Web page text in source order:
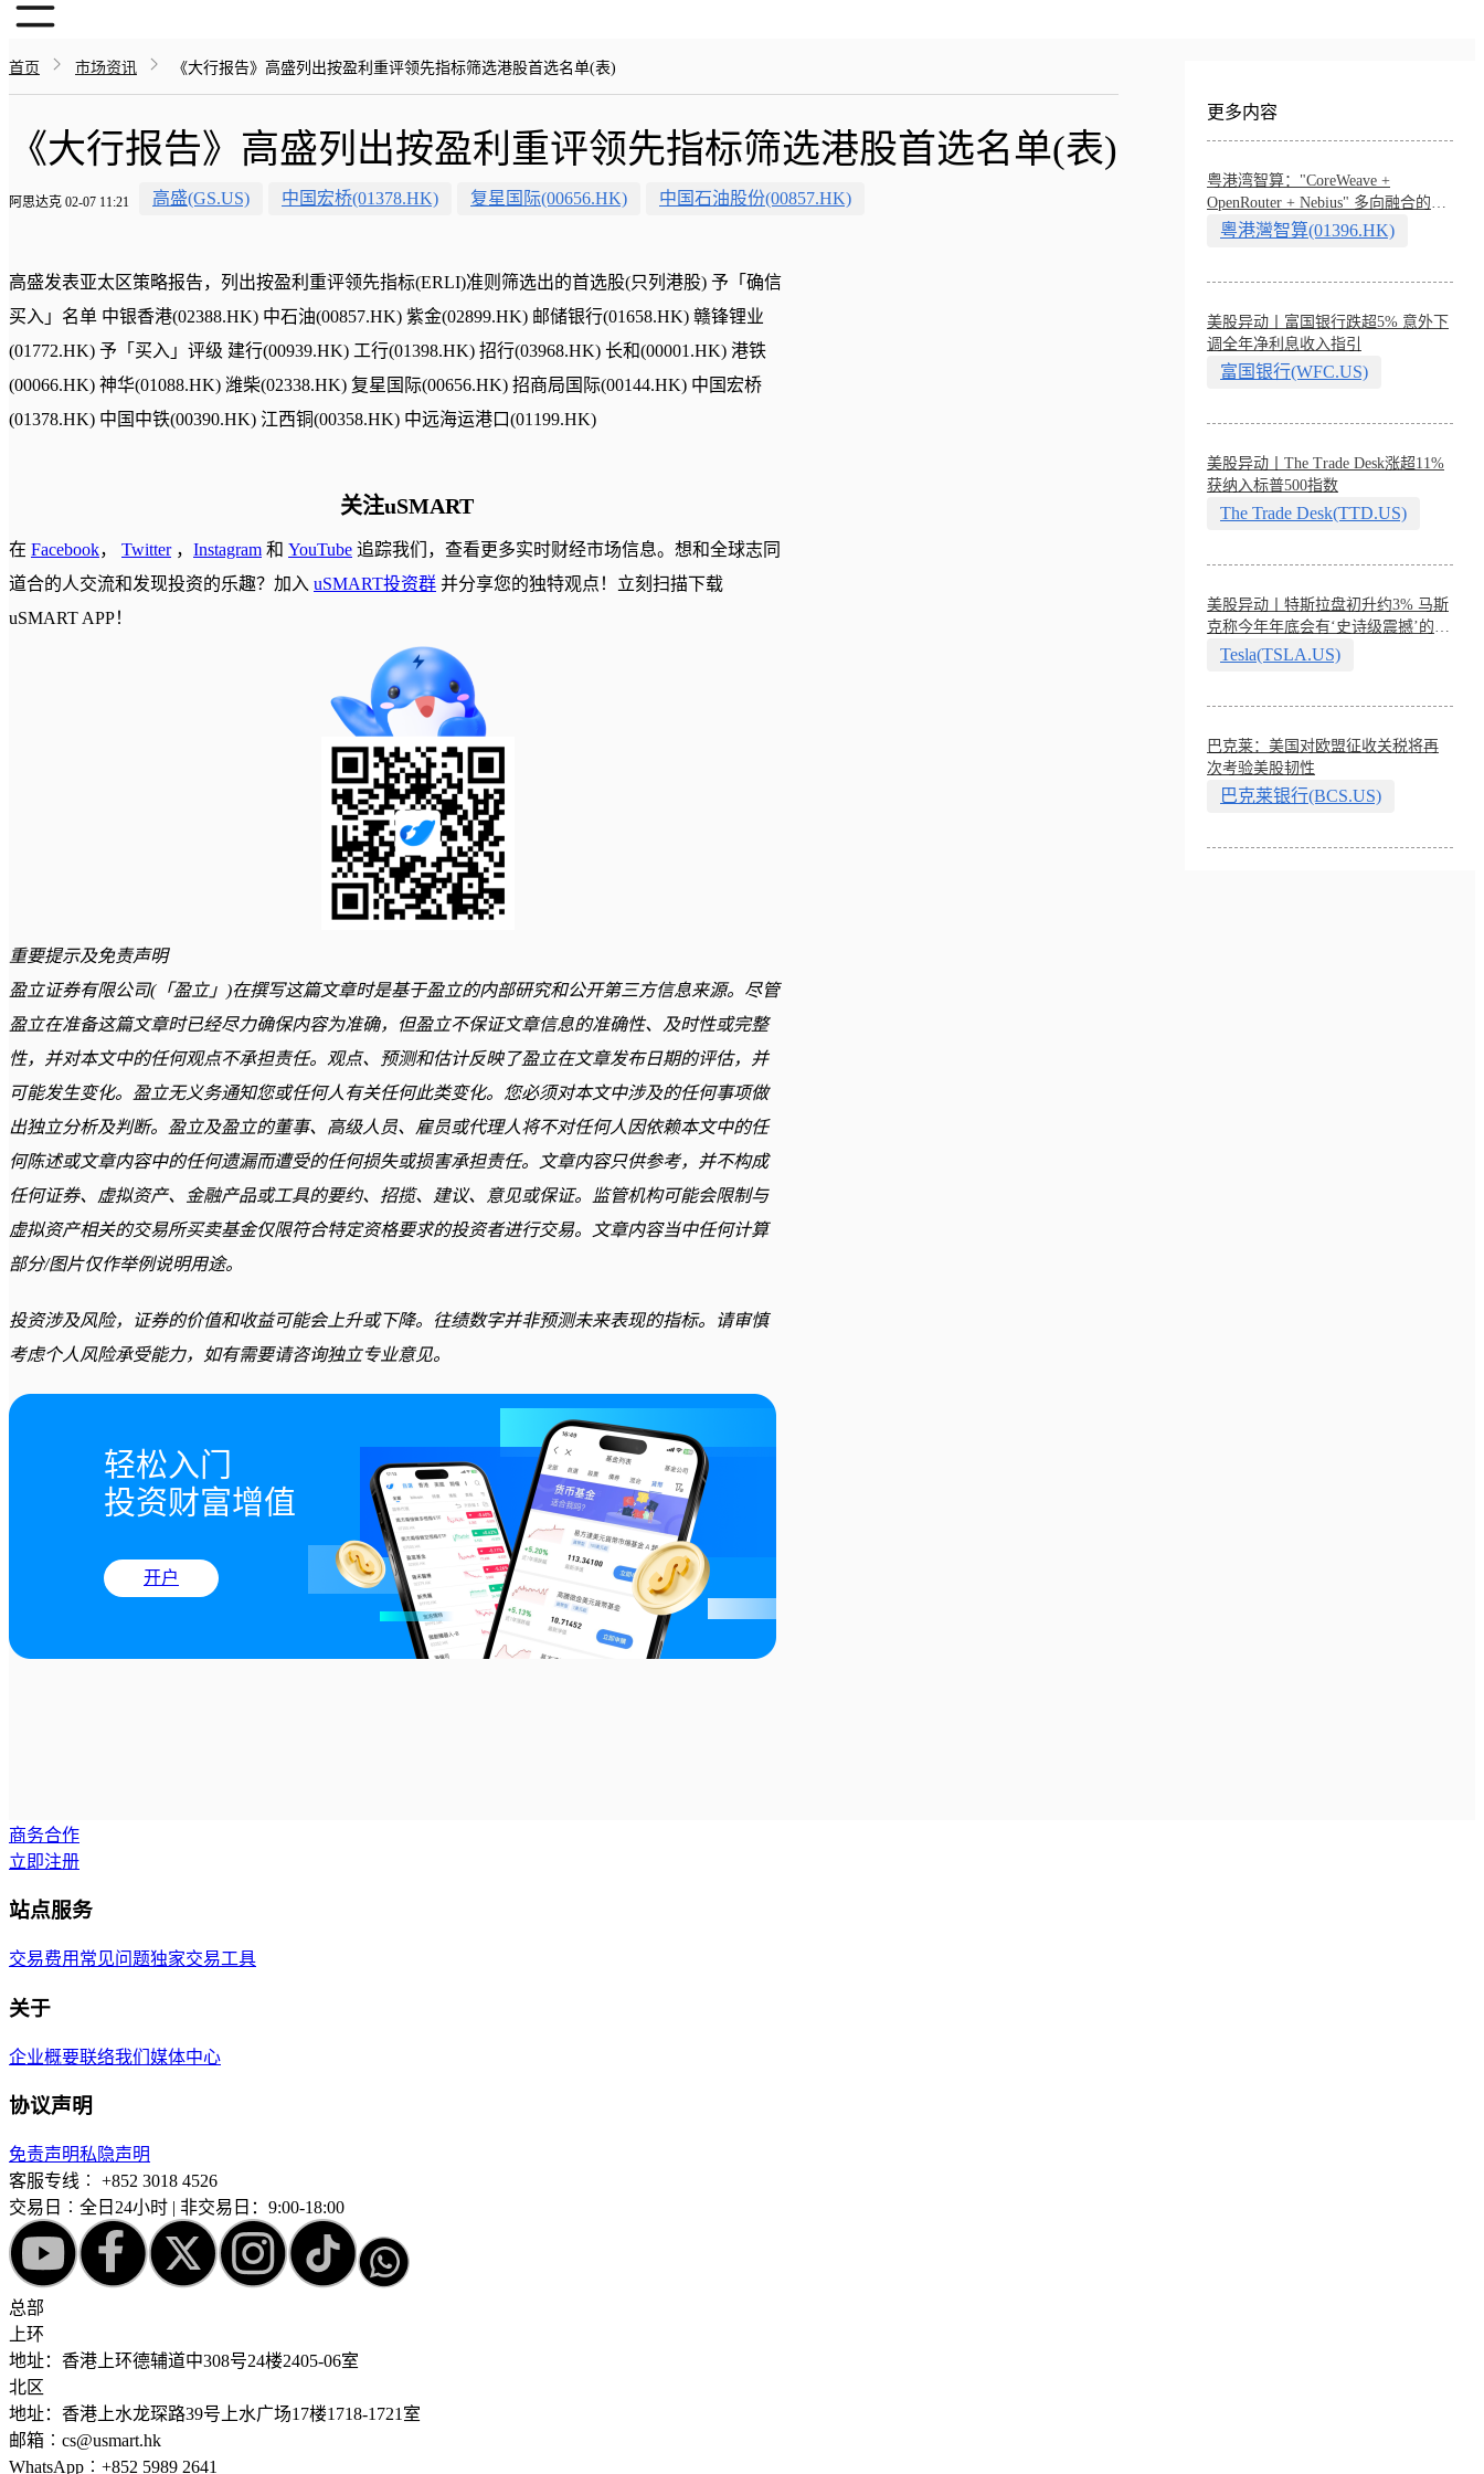
首页 市场资讯 《大行报告》高盛列出按盈利重评领先指标筛选港股首选名单(表)
《大行报告》高盛列出按盈利重评领先指标筛选港股首选名单(表)
阿思达克 02-07 11:21 高盛(GS.US) 中国宏桥(01378.HK) 复星国际(00656.HK) 中国石油股份(00857.HK)
高盛发表亚太区策略报告，列出按盈利重评领先指标(ERLI)准则筛选出的首选股(只列港股) 予「确信
买入」名单 中银香港(02388.HK) 中石油(00857.HK) 紫金(02899.HK) 邮储银行(01658.HK) 赣锋锂业
(01772.HK) 予「买入」评级 建行(00939.HK) 工行(01398.HK) 招行(03968.HK) 长和(00001.HK) 港铁
(00066.HK) 神华(01088.HK) 潍柴(02338.HK) 复星国际(00656.HK) 招商局国际(00144.HK) 中国宏桥
(01378.HK) 中国中铁(00390.HK) 江西铜(00358.HK) 中远海运港口(01199.HK)
关注uSMART
在 Facebook， Twitter， Instagram 和 YouTube 追踪我们，查看更多实时财经市场信息。想和全球志同
道合的人交流和发现投资的乐趣？加入 uSMART投资群 并分享您的独特观点！立刻扫描下载
uSMART APP！
重要提示及免责声明
盈立证券有限公司(「盈立」)在撰写这篇文章时是基于盈立的内部研究和公开第三方信息来源。尽管
盈立在准备这篇文章时已经尽力确保内容为准确，但盈立不保证文章信息的准确性、及时性或完整
性，并对本文中的任何观点不承担责任。观点、预测和估计反映了盈立在文章发布日期的评估，并
可能发生变化。盈立无义务通知您或任何人有关任何此类变化。您必须对本文中涉及的任何事项做
出独立分析及判断。盈立及盈立的董事、高级人员、雇员或代理人将不对任何人因依赖本文中的任
何陈述或文章内容中的任何遗漏而遭受的任何损失或损害承担责任。文章内容只供参考，并不构成
任何证券、虚拟资产、金融产品或工具的要约、招揽、建议、意见或保证。监管机构可能会限制与
虚拟资产相关的交易所买卖基金仅限符合特定资格要求的投资者进行交易。文章内容当中任何计算
部分/图片仅作举例说明用途。
投资涉及风险，证券的价值和收益可能会上升或下降。往绩数字并非预测未来表现的指标。请审慎
考虑个人风险承受能力，如有需要请咨询独立专业意见。
轻松入门
投资财富增值
开户
更多内容
粤港湾智算："CoreWeave +
OpenRouter + Nebius" 多向融合的中
国智算新范式
粵港灣智算(01396.HK)
美股异动丨富国银行跌超5% 意外下
调全年净利息收入指引
富国银行(WFC.US)
美股异动丨The Trade Desk涨超11%
获纳入标普500指数
The Trade Desk(TTD.US)
美股异动丨特斯拉盘初升约3% 马斯
克称今年年底会有‘史诗级震撼’的演
示Tesla(TSLA.US)
巴克莱：美国对欧盟征收关税将再
次考验美股韧性
巴克莱银行(BCS.US)
商务合作
立即注册
站点服务
交易费用 常见问题独家交易工具
关于
企业概要联络我们 媒体中心
协议声明
免责声明私隐声明
客服专线︰ +852 3018 4526
交易日︰全日24小时 | 非交易日：9:00-18:00
总部
上环
地址：香港上环德辅道中308号24楼2405-06室
北区
地址：香港上水龙琛路39号上水广场17楼1718-1721室
邮箱︰cs@usmart.hk
WhatsApp︰+852 5989 2641